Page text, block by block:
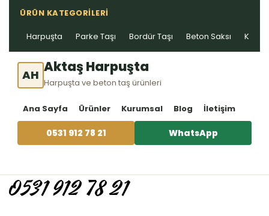
ÜRÜN KATEGORILERI
Harpuşta Parke Taşı Bordür Taşı Beton Saksı Kablo
AH Aktaş Harpuşta
Harpuşta ve beton taş ürünleri
Ana Sayfa Ürünler Kurumsal Blog İletişim
0531 912 78 21 WhatsApp
0531 912 78 21